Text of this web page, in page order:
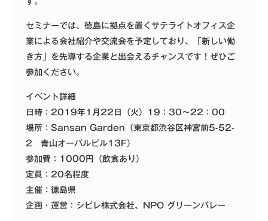
セミナーでは、徳島に拠点を置くサテライトオフィス企
業による会社紹介や交流会を予定しており、「新しい働
き方」を先導する企業と出会えるチャンスです！ぜひご
参加ください。
イベント詳細
日時：2019年1月22日（火）19：30～22：00
場所：Sansan Garden（東京都渋谷区神宮前5-52-
2 青山オーバルビル13F）
参加費：1000円（飲食あり）
定員：20名程度
主催：徳島県
企画・運営：シビレ株式会社、NPO グリーンバレー